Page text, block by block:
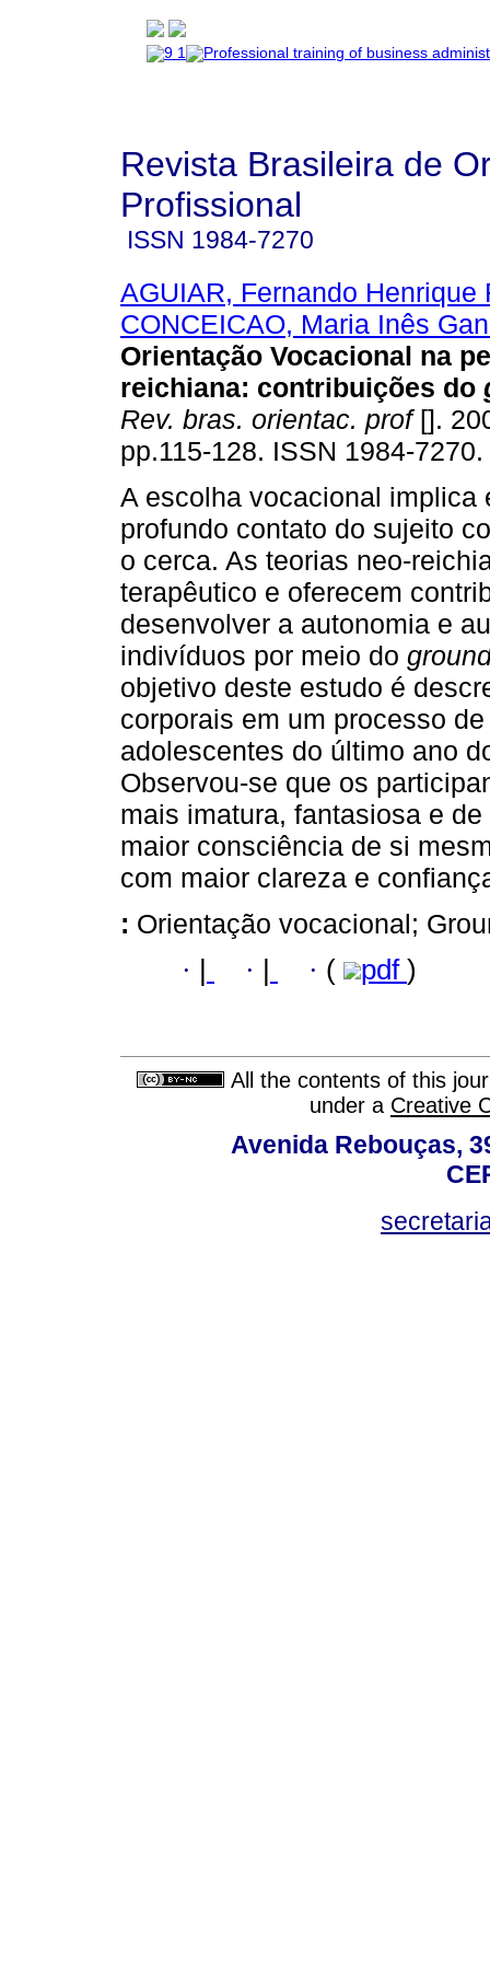
Revista Brasileira de
Profissional
ISSN 1984-7270
AGUIAR, Fernando Henrique
CONCEICAO, Maria Inês
Orientação Vocacional na
reichiana: contribuições do
Rev. bras. orientac. prof[].
pp.115-128. ISSN 1984-7270.
A escolha vocacional implica
profundo contato do sujeito
o cerca. As teorias neo-
terapêutico e oferecem
desenvolver a autonomia e
indivíduos por meio do
objetivo deste estudo é
corporais em um processo
adolescentes do último ano
Observou-se que os
mais imatura, fantasiosa e
maior consciência de si
com maior clareza e
: Orientação vocacional;
· · · ( pdf )
All the contents of this
under a Creative
Avenida Rebouças,